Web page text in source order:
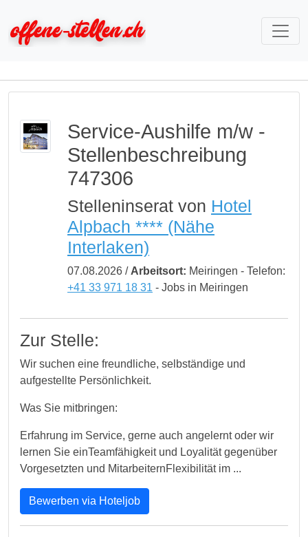
Service-Aushilfe m/w -
Stellenbeschreibung
747306
Stelleninserat von Hotel
Alpbach **** (Nähe
Interlaken)
07.08.2026 / Arbeitsort: Meiringen - Telefon:
+41 33 971 18 31 - Jobs in Meiringen
Zur Stelle:
Wir suchen eine freundliche, selbständige und
aufgestellte Persönlichkeit.
Was Sie mitbringen:
Erfahrung im Service, gerne auch angelernt oder wir
lernen Sie einTeamfähigkeit und Loyalität gegenüber
Vorgesetzten und MitarbeiternFlexibilität im ...
Bewerben via Hoteljob